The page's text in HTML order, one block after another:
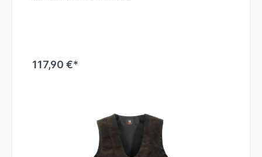
117,90 €*